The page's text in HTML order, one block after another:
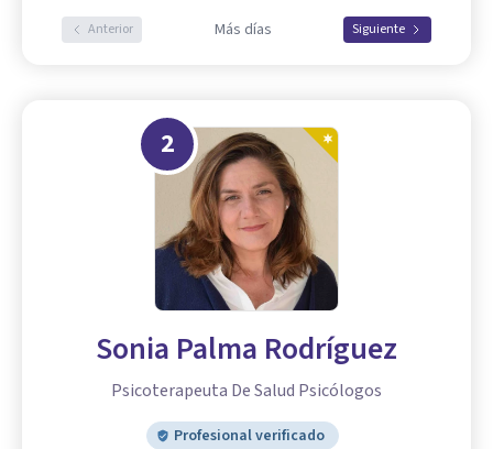
Anterior Más días Siguiente
2
Sonia Palma Rodríguez
Psicoterapeuta De Salud Psicólogos
Profesional verificado